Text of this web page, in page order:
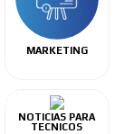
MARKETING
NOTICIAS PARA
TECNICOS